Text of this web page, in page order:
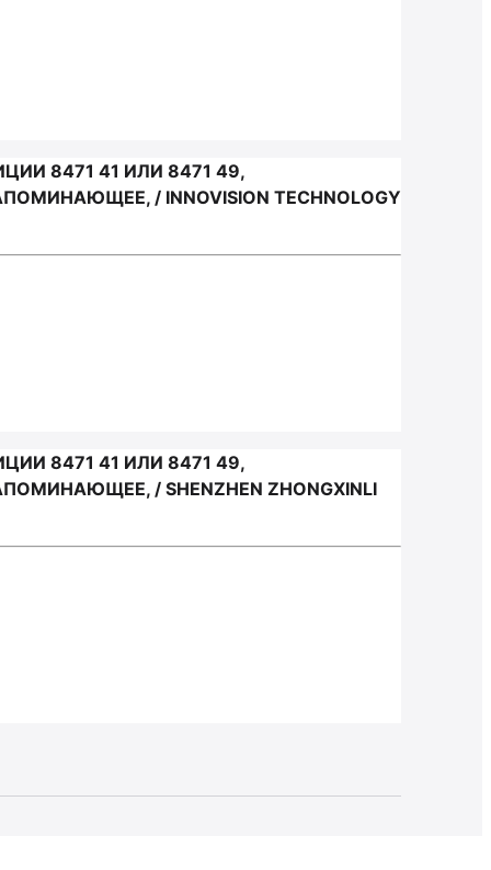
8471 41 ИЛИ 8471 49,
/ INNOVISION TECHNOLOGY
8471 41 ИЛИ 8471 49,
/ SHENZHEN ZHONGXINLI